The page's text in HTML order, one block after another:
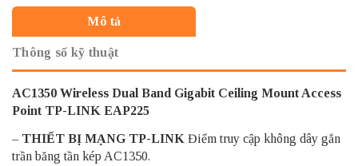
Mô tả
Thông số kỹ thuật
AC1350 Wireless Dual Band Gigabit Ceiling Mount Access
Point TP-LINK EAP225
– THIẾT BỊ MẠNG TP-LINK Điểm truy cập không dây gắn
trần băng tần kép AC1350.